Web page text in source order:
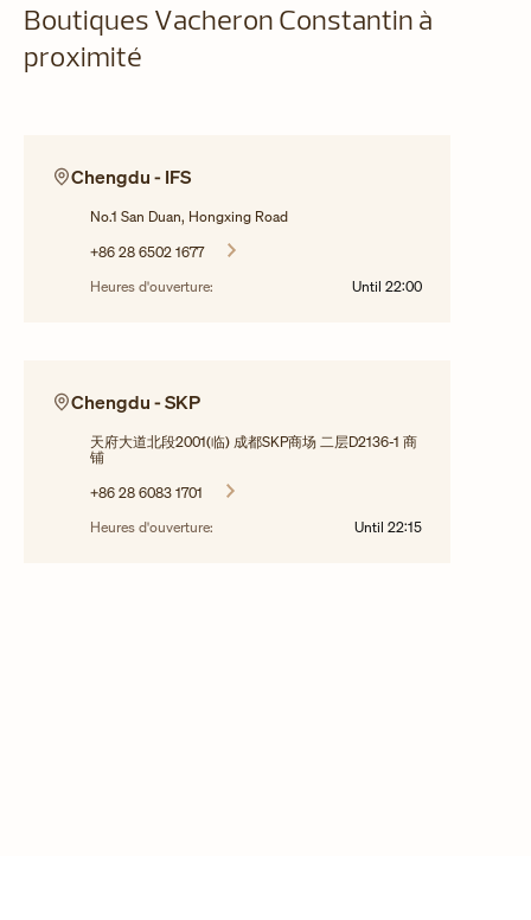
Boutiques Vacheron Constantin à
proximité
Chengdu - IFS
No.1 San Duan, Hongxing Road
+86 28 6502 1677
Heures d'ouverture:
Until 22:00
Chengdu - SKP
天府大道北段2001(临) 成都SKP商场 二层D2136-1 商
铺
+86 28 6083 1701
Heures d'ouverture:
Until 22:15